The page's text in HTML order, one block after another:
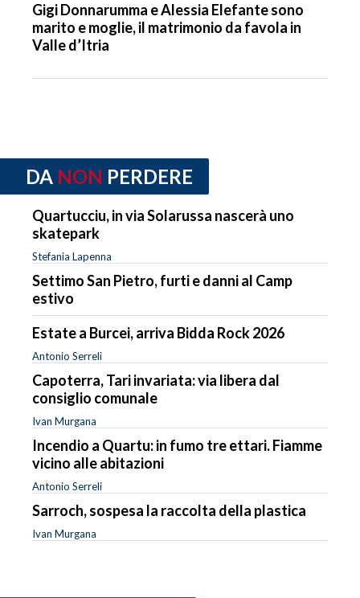
Gigi Donnarumma e Alessia Elefante sono
marito e moglie, il matrimonio da favola in
Valle d’Itria
DA NON PERDERE
Quartucciu, in via Solarussa nascerà uno
skatepark
Stefania Lapenna
Settimo San Pietro, furti e danni al Camp
estivo
Estate a Burcei, arriva Bidda Rock 2026
Antonio Serreli
Capoterra, Tari invariata: via libera dal
consiglio comunale
Ivan Murgana
Incendio a Quartu: in fumo tre ettari. Fiamme
vicino alle abitazioni
Antonio Serreli
Sarroch, sospesa la raccolta della plastica
Ivan Murgana